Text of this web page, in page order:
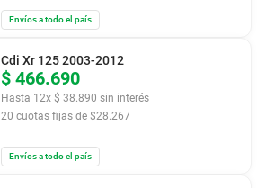
Envíos a todo el país
$ 466.690
Hasta 12x $ 38.890 sin interés
20 cuotas fijas de $28.267
Cdi Xr 125 2003-2012
Envíos a todo el país